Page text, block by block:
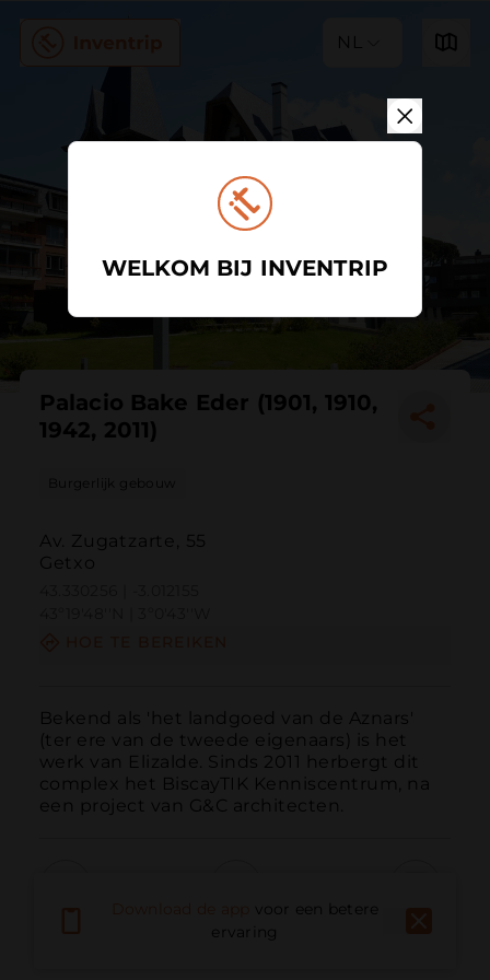
NL
Palacio Bake Eder (1901, 1910,
1942, 2011)
Burgerlijk gebouw
Av. Zugatzarte, 55
Getxo
Bekend als 'het landgoed van de Aznars'
(ter ere van de tweede eigenaars) is het
werk van Elizalde. Sinds 2011 herbergt dit
complex het BiscayTIK Kenniscentrum, na
een project van G&C architecten.
E-mail
voor een betere
ervaring
WELKOM BIJ INVENTRIP